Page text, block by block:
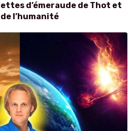
d’émeraude de Thot et
l’humanité